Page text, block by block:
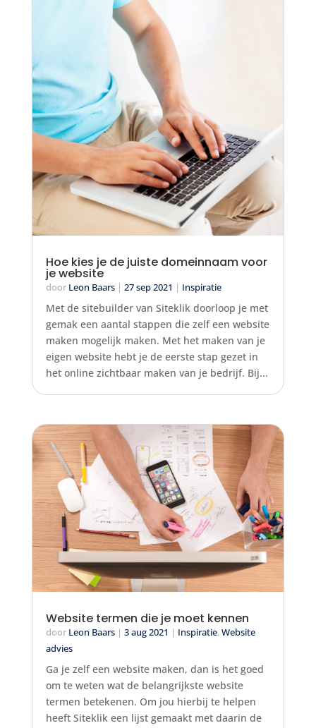
Hoe kies je de juiste domeinnaam voor
je website
door Leon Baars| 27 sep 2021 | Inspiratie
Met de sitebuilder van Siteklik doorloop je met
gemak een aantal stappen die zelf een website
maken mogelijk maken. Met het maken van je
eigen website hebt je de eerste stap gezet in
het online zichtbaar maken van je bedrijf. Bij...
Website termen die je moet kennen
door Leon Baars| 3 aug 2021 | Inspiratie,Website
advies
Ga je zelf een website maken, dan is het goed
om te weten wat de belangrijkste website
termen betekenen. Om jou hierbij te helpen
heeft Siteklik een lijst gemaakt met daarin de